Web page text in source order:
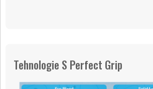
Tehnologie S Perfect Grip